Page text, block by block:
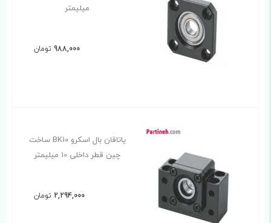
میلیمتر
988,000 تومان
یاتاقان بال اسکرو BK10 ساخت
چین قطر داخلی 10 میلیمتر
2,294,000 تومان